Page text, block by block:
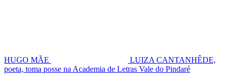
HUGO MÃE
LUIZA CANTANHÊDE,
poeta, toma posse na Academia de Letras Vale do Pindaré